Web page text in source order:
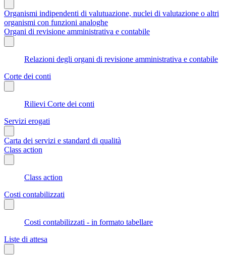
Organismi indipendenti di valutuazione, nuclei di valutazione o altri
organismi con funzioni analoghe
Organi di revisione amministrativa e contabile
Relazioni degli organi di revisione amministrativa e contabile
Corte dei conti
Rilievi Corte dei conti
Servizi erogati
Carta dei servizi e standard di qualità
Class action
Class action
Costi contabilizzati
Costi contabilizzati - in formato tabellare
Liste di attesa